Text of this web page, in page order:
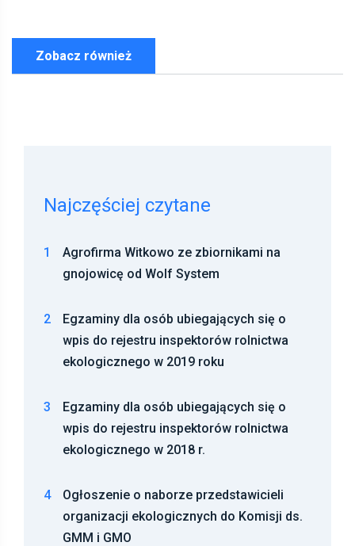
Zobacz również
Najczęściej czytane
1
Agrofirma Witkowo ze zbiornikami na
gnojowicę od Wolf System
2
Egzaminy dla osób ubiegających się o
wpis do rejestru inspektorów rolnictwa
ekologicznego w 2019 roku
3
Egzaminy dla osób ubiegających się o
wpis do rejestru inspektorów rolnictwa
ekologicznego w 2018 r.
4
Ogłoszenie o naborze przedstawicieli
organizacji ekologicznych do Komisji ds.
GMM i GMO